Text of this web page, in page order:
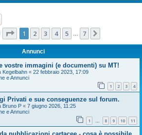
Pagina di
1 2 3 4 5 7
Annunci
vostre immagini (e documenti) su MT!
Kegelbahn « 22 febbraio 2023, 17:09
e Annunci
1 2 3 4
Privati e sue conseguenze sul forum.
Bruno P « 7 giugno 2026, 11:25
e Annunci
1 … 8 9 10 11